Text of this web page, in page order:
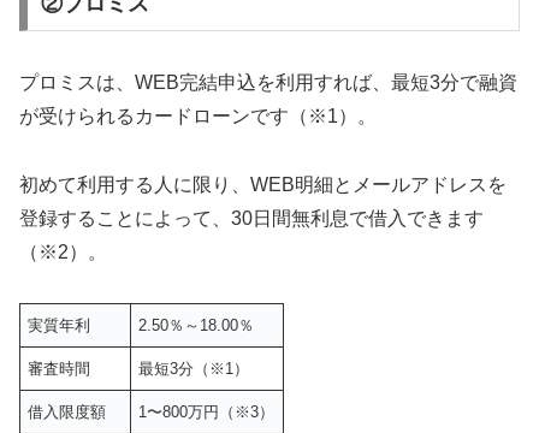
プロミスは、WEB完結申込を利用すれば、最短3分で融資
が受けられるカードローンです（※1）。
初めて利用する人に限り、WEB明細とメールアドレスを
登録することによって、30日間無利息で借入できます
（※2）。
実質年利 2.50％～18.00％
審査時間 最短3分（※1）
借入限度額 1〜800万円（※3）